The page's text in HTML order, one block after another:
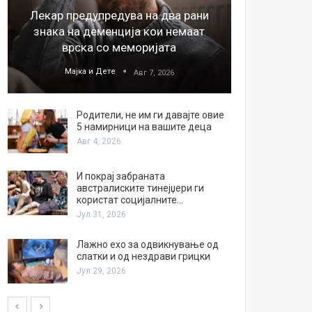
Лекар предупредува на два рани
знака на деменција кои немаат
врска со меморијата
Мајка и Дете Авг 7, 2026
Родители, не им ги давајте овие
5 намирници на вашите деца
Авг 4, 2026
И покрај забраната
австралиските тинејџери ги
користат социјалните…
Јул 31, 2026
Лажно ехо за одвикнување од
слатки и од нездрави грицки
Јул 29, 2026